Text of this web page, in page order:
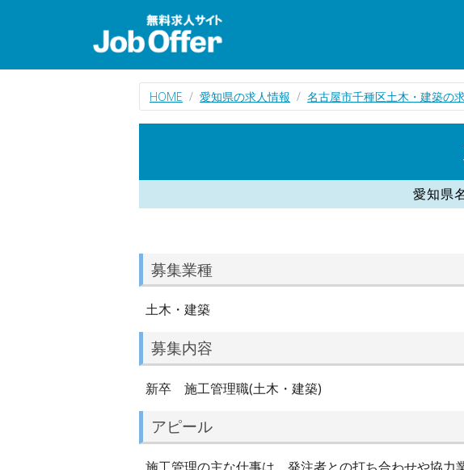
HOME 愛知県の求人情報 名古屋市千種区土木・建築の
愛知県
募集業種
土木・建築
募集内容
新卒 施工管理職(土木・建築)
アピール